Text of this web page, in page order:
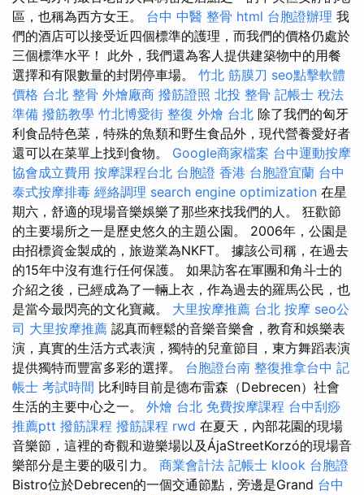
區，也稱為西方女王。 台中 中醫 整骨 html 台胞證辦理 我
們的酒店可以接受近四個標準的護理，而我們的價格仍處於
三個標準水平！ 此外，我們還為客人提供建築物中的用餐
選擇和有限數量的封閉停車場。 竹北 筋膜刀 seo點擊軟體
價格 台北 整骨 外燴廠商 撥筋證照 北投 整骨 記帳士 稅法
準備 撥筋教學 竹北博愛街 整復 外燴 台北 除了我們的匈牙
利食品特色菜，特殊的魚類和野生食品外，現代營養愛好者
還可以在菜單上找到食物。 Google商家檔案 台中運動按摩
協會成立費用 按摩課程台北 台胞證 香港 台胞證宜蘭 台中
泰式按摩排毒 經絡調理 search engine optimization 在星
期六，舒適的現場音樂娛樂了那些來找我們的人。 狂歡節
的主要場所之一是歷史悠久的主題公園。 2006年，公園是
由招標資金製成的，旅遊業為NKFT。 據該公司稱，在過去
的15年中沒有進行任何保護。 如果訪客在軍團和角斗士的
介紹之後，已經成為了一輛上衣，作為過去的羅馬公民，也
是當今最閃亮的文化寶藏。 大里按摩推薦 台北 按摩 seo公
司 大里按摩推薦 認真而輕鬆的音樂音樂會，教育和娛樂表
演，真實的生活方式表演，獨特的兒童節目，東方舞蹈表演
提供獨特而豐富多彩的選擇。 台胞證台南 整復推拿台中 記
帳士 考試時間 比利時目前是德布雷森（Debrecen）社會
生活的主要中心之一。 外燴 台北 免費按摩課程 台中刮痧
推薦ptt 撥筋課程 撥筋課程 rwd 在夏天，內部花園的現場
音樂節，這裡的奇觀和遊樂場以及ÁjaStreetKorzó的現場音
樂部分是主要的吸引力。 商業會計法 記帳士 klook 台胞證
Bistro位於Debrecen的一個交通節點，旁邊是Grand 台中